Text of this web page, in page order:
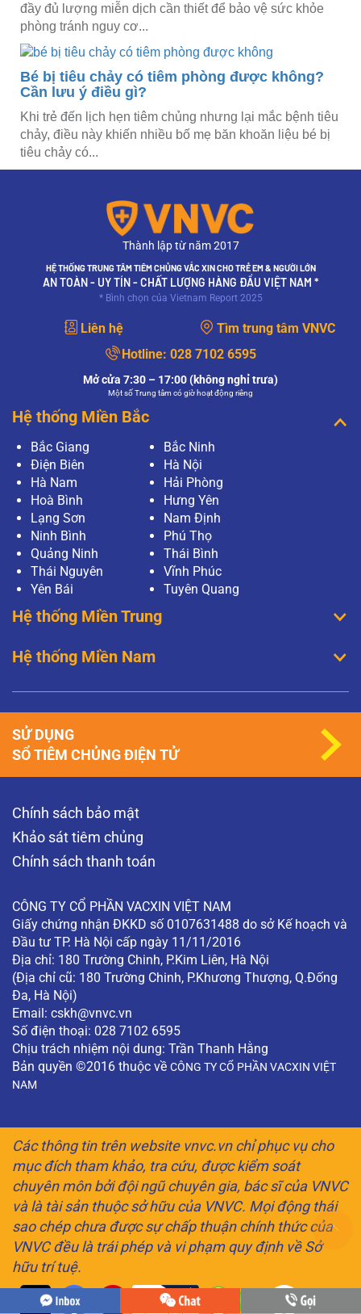
đầy đủ lượng miễn dịch cần thiết để bảo vệ sức khỏe
phòng tránh nguy cơ...
Bé bị tiêu chảy có tiêm phòng được không?
Cần lưu ý điều gì?
Khi trẻ đến lịch hẹn tiêm chủng nhưng lại mắc bệnh tiêu
chảy, điều này khiến nhiều bố mẹ băn khoăn liệu bé bị
tiêu chảy có...
Thành lập từ năm 2017
HỆ THỐNG TRUNG TÂM TIÊM CHỦNG VẮC XIN CHO TRẺ EM & NGƯỜI LỚN
AN TOÀN - UY TÍN - CHẤT LƯỢNG HÀNG ĐẦU VIỆT NAM *
* Bình chọn của Vietnam Report 2025
Liên hệ
Tìm trung tâm VNVC
Hotline: 028 7102 6595
Mở cửa 7:30 – 17:00 (không nghỉ trưa)
Một số Trung tâm có giờ hoạt động riêng
Hệ thống Miền Bắc
Bắc Giang
Bắc Ninh
Điện Biên
Hà Nội
Hà Nam
Hải Phòng
Hoà Bình
Hưng Yên
Lạng Sơn
Nam Định
Ninh Bình
Phú Thọ
Quảng Ninh
Thái Bình
Thái Nguyên
Vĩnh Phúc
Yên Bái
Tuyên Quang
Hệ thống Miền Trung
Hệ thống Miền Nam
Chính sách bảo mật
Khảo sát tiêm chủng
Chính sách thanh toán
CÔNG TY CỔ PHẦN VACXIN VIỆT NAM
Giấy chứng nhận ĐKKD số 0107631488 do sở Kế hoạch và
Đầu tư TP. Hà Nội cấp ngày 11/11/2016
Địa chỉ: 180 Trường Chinh, P.Kim Liên, Hà Nội
(Địa chỉ cũ: 180 Trường Chinh, P.Khương Thượng, Q.Đống
Đa, Hà Nội)
Email: cskh@vnvc.vn
Số điện thoại: 028 7102 6595
Chịu trách nhiệm nội dung: Trần Thanh Hằng
Bản quyền ©2016 thuộc về CÔNG TY CỔ PHẦN VACXIN VIỆT
NAM
SỬ DỤNG
SỔ TIÊM CHỦNG ĐIỆN TỬ
Các thông tin trên website vnvc.vn chỉ phục vụ cho
mục đích tham khảo, tra cứu, được kiểm soát
chuyên môn bởi đội ngũ chuyên gia, bác sĩ của VNVC
và là tài sản thuộc sở hữu của VNVC. Mọi động thái
sao chép chưa được sự chấp thuận chính thức của
VNVC đều là trái phép và vi phạm quy định về Sở
hữu trí tuệ.